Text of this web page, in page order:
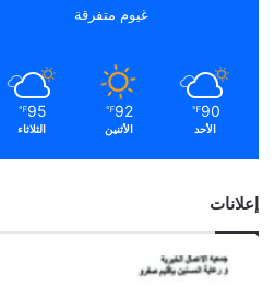
غيوم متفرقة
90
℉
الأحد
92
℉
الأثنين
95
℉
الثلاثاء
إعلانات